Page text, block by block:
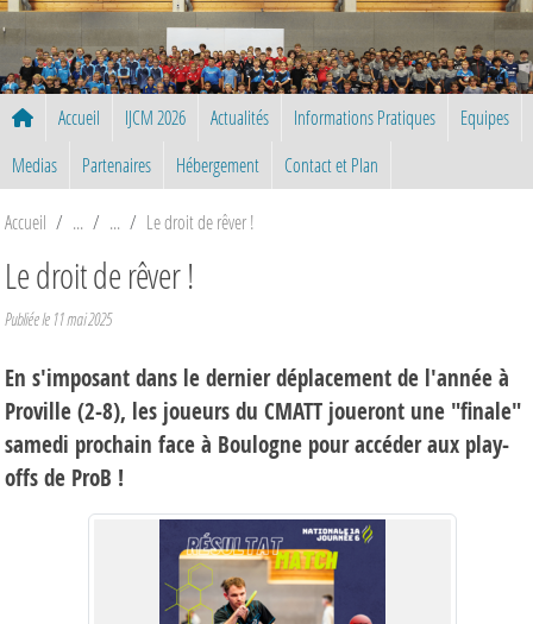
Accueil IJCM 2026 Actualités Informations Pratiques
Equipes
Medias
Partenaires Hébergement Contact et Plan
Accueil Le droit de rêver !
Le droit de rêver !
Publiée le 11 mai 2025
En s'imposant dans le dernier déplacement de l'année à
Proville (2-8), les joueurs du CMATT joueront une "finale"
samedi prochain face à Boulogne pour accéder aux play-
offs de ProB !
Panneau de gestion des cookies